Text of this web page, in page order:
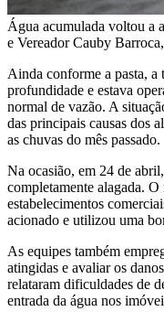
Água acumulada voltou a
e Vereador Cauby
Ainda conforme a pasta, a
profundidade e estava
normal de vazão. A
das principais causas dos
as chuvas do mês passado.
Na ocasião, em 24 de
completamente alagada.
estabelecimentos
acionado e utilizou uma
As equipes também
atingidas e avaliar os
relataram dificuldades de
entrada da água nos